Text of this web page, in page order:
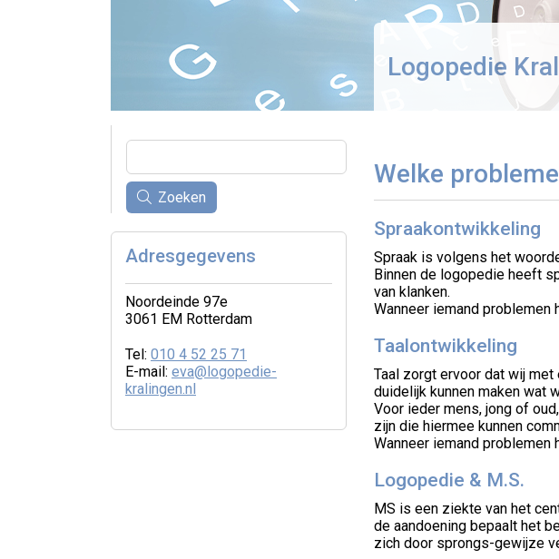
Logopedie
Welke
Spraakontwikkeling
Spraak is volgens het
Binnen de logopedie heeft
van klanken.
Wanneer iemand
Taalontwikkeling
Taal zorgt ervoor dat wij met
duidelijk kunnen maken wat
Voor ieder mens, jong of
zijn die hiermee kunnen
Wanneer iemand
Logopedie & M.S.
MS is een ziekte van het
de aandoening bepaalt het
zich door sprongs-gewijze
Zoeken
Adresgegevens
Noordeinde 97e
3061 EM Rotterdam
Tel: 010 4 52 25 71
E-mail: eva@logopedie-
kralingen.nl